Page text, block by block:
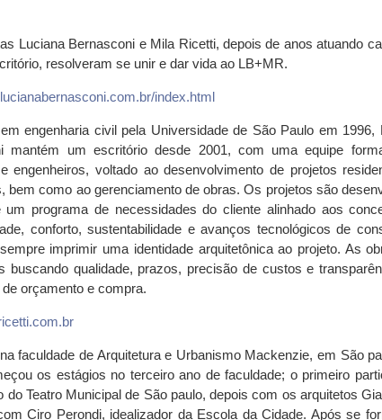
Luciana Bernasconi e Mila Ricetti, depois de anos atuando
resolveram se unir e dar vida ao LB+MR.
index.html
engenharia civil pela Universidade de São Paulo em 1996,
mantém um escritório desde 2001, com uma equipe
engenheiros, voltado ao desenvolvimento de projetos
bem como ao gerenciamento de obras. Os projetos são
um programa de necessidades do cliente alinhado aos
conforto, sustentabilidade e avanços tecnológicos de
imprimir uma identidade arquitetônica ao projeto. As
buscando qualidade, prazos, precisão de custos e
orçamento e compra.
faculdade de Arquitetura e Urbanismo Mackenzie, em São
os estágios no terceiro ano de faculdade; o primeiro
do Teatro Municipal de São paulo, depois com os arquitetos
Ciro Perondi, idealizador da Escola da Cidade. Após se